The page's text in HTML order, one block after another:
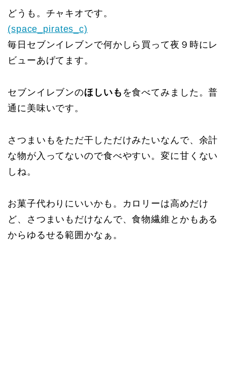
どうも。チャキオです。
(space_pirates_c)
毎日セブンイレブンで何かしら買って夜９時にレ
ビューあげてます。
セブンイレブンのほしいも を食べてみました。普
通に美味いです。
さつまいもをただ干しただけみたいなんで、余計
な物が入ってないので食べやすい。変に甘くない
しね。
お菓子代わりにいいかも。カロリーは高めだけ
ど、さつまいもだけなんで、食物繊維とかもある
からゆるせる範囲かなぁ。